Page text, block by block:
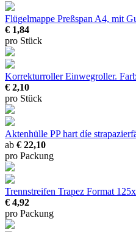
Flügelmappe Preßspan A4, mit
€ 1,84
pro Stück
KorrekturrollerEinwegroller.
€ 2,10
pro Stück
Aktenhülle PP hart díe
ab € 22,10
pro Packung
Trennstreifen Trapez Format
€ 4,92
pro Packung